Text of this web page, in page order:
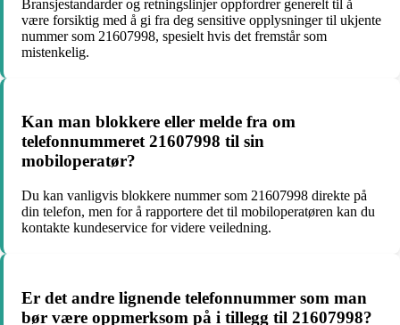
Bransjestandarder og retningslinjer oppfordrer generelt til å
være forsiktig med å gi fra deg sensitive opplysninger til ukjente
nummer som 21607998, spesielt hvis det fremstår som
mistenkelig.
Kan man blokkere eller melde fra om
telefonnummeret 21607998 til sin
mobiloperatør?
Du kan vanligvis blokkere nummer som 21607998 direkte på
din telefon, men for å rapportere det til mobiloperatøren kan du
kontakte kundeservice for videre veiledning.
Er det andre lignende telefonnummer som man
bør være oppmerksom på i tillegg til 21607998?